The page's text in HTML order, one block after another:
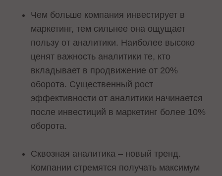
Чем больше компания инвестирует в
маркетинг, тем сильнее она ощущает
пользу от аналитики. Наиболее высоко
ценят важность аналитики те, кто
вкладывает в продвижение от 20%
оборота. Существенный рост
эффективности от аналитики начинается
после инвестиций в маркетинг более 10%
оборота.
Сквозная аналитика – новый тренд.
Компании стремятся получать максимум